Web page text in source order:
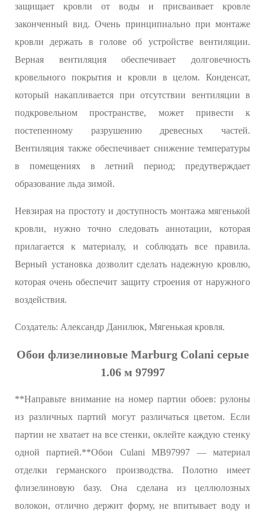
защищает кровли от воды и присваивает кровле
законченный вид. Очень принципиально при монтаже
кровли держать в голове об устройстве вентиляции.
Верная вентиляция обеспечивает долговечность
кровельного покрытия и кровли в целом. Конденсат,
который накапливается при отсутствии вентиляции в
подкровельном пространстве, может привести к
постепенному разрушению древесных частей.
Вентиляция также обеспечивает снижение температуры
в помещениях в летний период; предутверждает
образование льда зимой.
Невзирая на простоту и доступность монтажа мягенькой
кровли, нужно точно следовать аннотации, которая
прилагается к материалу, и соблюдать все правила.
Верный установка дозволит сделать надежную кровлю,
которая очень обеспечит защиту строения от наружного
воздействия.
Создатель: Александр Данилюк, Мягенькая кровля.
Обои флизелиновые Marburg Colani серые
1.06 м 97997
**Направьте внимание на номер партии обоев: рулоны
из различных партий могут различаться цветом. Если
партии не хватает на все стенки, оклейте каждую стенку
одной партией.**Обои Culani MB97997 — материал
отделки германского производства. Полотно имеет
флизелиновую базу. Она сделана из целлюлозных
волокон, отлично держит форму, не впитывает воду и